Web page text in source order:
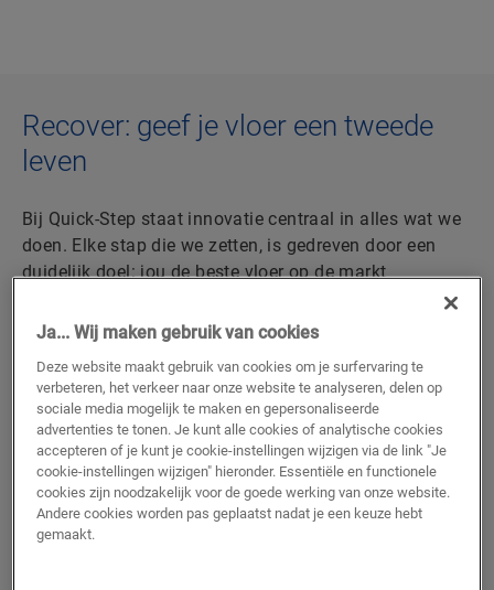
Recover: geef je vloer een tweede
leven
Bij Quick-Step staat innovatie centraal in alles wat we
doen. Elke stap die we zetten, is gedreven door een
duidelijk doel: jou de beste vloer op de markt
baanbrekende vloeroplossingen blijven we de lat hoger
duurzaamheid.
Met ons Recover-programma brengen we het ‘floor to
floor’-principe tot leven: we halen oude vloeren op,
verwerken ze tot nieuwe grondstoffen, en maken er
opnieuw duurzame Quick-Step vloeren van. Onze
toewijding aan innovatie en duurzaamheid zorgt
ervoor dat jij met een gerust hart kunt kiezen voor een
Ja... Wij maken gebruik van cookies
Deze website maakt gebruik van cookies om je surfervaring te
verbeteren, het verkeer naar onze website te analyseren, delen op
sociale media mogelijk te maken en gepersonaliseerde
advertenties te tonen. Je kunt alle cookies of analytische cookies
accepteren of je kunt je cookie-instellingen wijzigen via de link "Je
cookie-instellingen wijzigen" hieronder. Essentiële en functionele
cookies zijn noodzakelijk voor de goede werking van onze website.
Andere cookies worden pas geplaatst nadat je een keuze hebt
gemaakt.